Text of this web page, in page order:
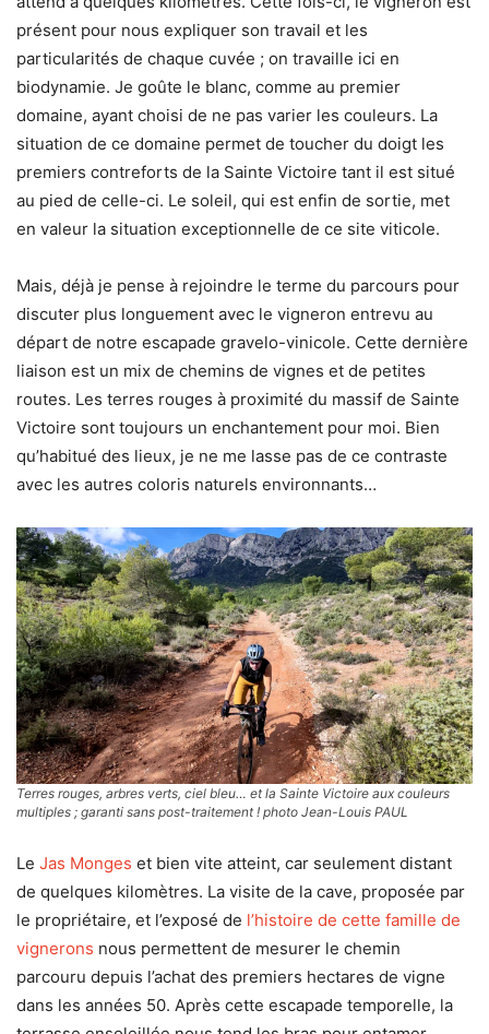
présent pour nous expliquer son travail et les
particularités de chaque cuvée ; on travaille ici en
biodynamie. Je goûte le blanc, comme au premier
domaine, ayant choisi de ne pas varier les couleurs. La
situation de ce domaine permet de toucher du doigt les
premiers contreforts de la Sainte Victoire tant il est situé
au pied de celle-ci. Le soleil, qui est enfin de sortie, met
en valeur la situation exceptionnelle de ce site viticole.
Mais, déjà je pense à rejoindre le terme du parcours pour
discuter plus longuement avec le vigneron entrevu au
départ de notre escapade gravelo-vinicole. Cette dernière
liaison est un mix de chemins de vignes et de petites
routes. Les terres rouges à proximité du massif de Sainte
Victoire sont toujours un enchantement pour moi. Bien
qu’habitué des lieux, je ne me lasse pas de ce contraste
avec les autres coloris naturels environnants…
Terres rouges, arbres verts, ciel bleu… et la Sainte Victoire aux couleurs
multiples ; garanti sans post-traitement ! photo Jean-Louis PAUL
Le Jas Monges et bien vite atteint, car seulement distant
de quelques kilomètres. La visite de la cave, proposée par
le propriétaire, et l’exposé de l’histoire de cette famille de
vignerons nous permettent de mesurer le chemin
parcouru depuis l’achat des premiers hectares de vigne
dans les années 50. Après cette escapade temporelle, la